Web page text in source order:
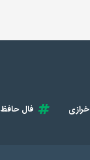
خرازی فال حافظ